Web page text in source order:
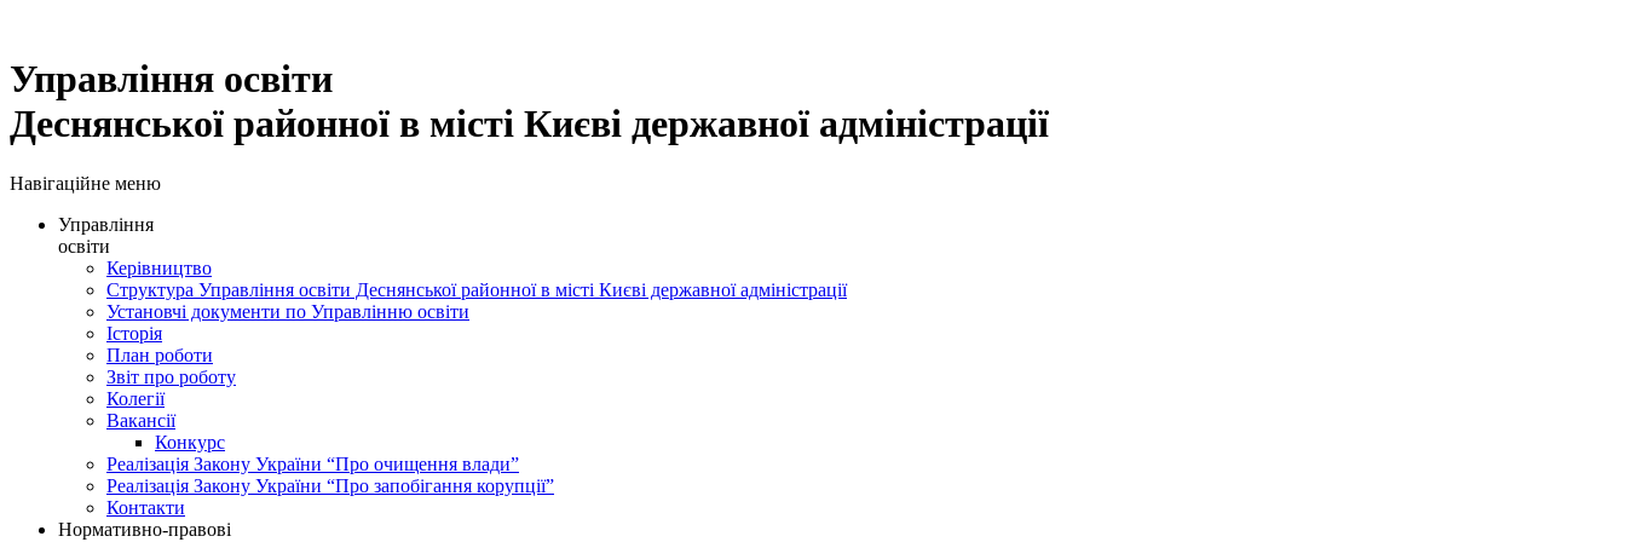
Управління освіти
Деснянської районної в місті Києві державної адміністрації
Навігаційне меню
Управління
освіти
Керівництво
Структура Управління освіти Деснянської районної в місті Києві державної адміністрації
Установчі документи по Управлінню освіти
Історія
План роботи
Звіт про роботу
Колегії
Вакансії
Конкурс
Реалізація Закону України “Про очищення влади”
Реалізація Закону України “Про запобігання корупції”
Контакти
Нормативно-правові